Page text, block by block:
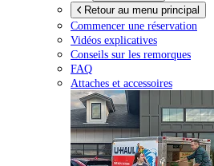
Retour au menu principal
Commencer une réservation
Vidéos explicatives
Conseils sur les remorques
FAQ
Attaches et accessoires